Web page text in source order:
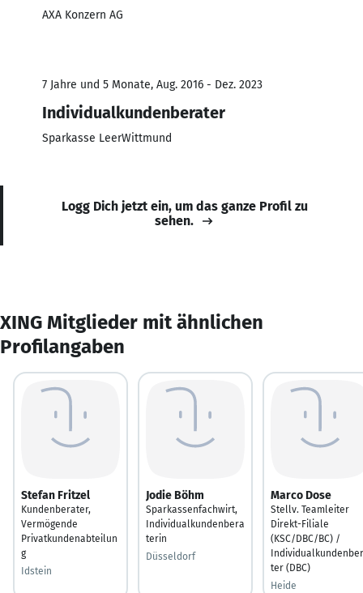
AXA Konzern AG
7 Jahre und 5 Monate, Aug. 2016 - Dez. 2023
Individualkundenberater
Sparkasse LeerWittmund
Logg Dich jetzt ein, um das ganze Profil zu
sehen.
XING Mitglieder mit ähnlichen
Profilangaben
Stefan Fritzel
Kundenberater,
Vermögende
Privatkundenabteilun
g
Idstein
Jodie Böhm
Sparkassenfachwirt,
Individualkundenbera
terin
Düsseldorf
Marco Dose
Stellv. Teamleiter
Direkt-Filiale
(KSC/DBC/BC) /
ter (DBC)
Heide